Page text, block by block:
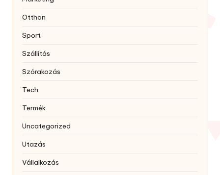
Otthon
Sport
Szállítás
Szórakozás
Tech
Termék
Uncategorized
Utazás
Vállalkozás